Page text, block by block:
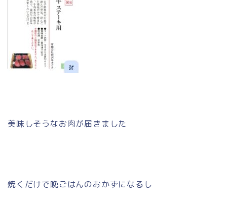
美味しそうなお肉が届きました
焼くだけで晩ごはんのおかずになるし